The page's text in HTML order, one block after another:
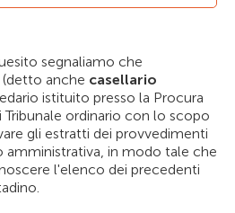
segnaliamo che
(detto anche casellario
istituito presso la Procura
Tribunale ordinario con lo scopo
gli estratti dei provvedimenti
amministrativa, in modo tale che
l'elenco dei precedenti